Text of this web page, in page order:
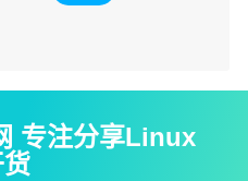
专注分享Linux